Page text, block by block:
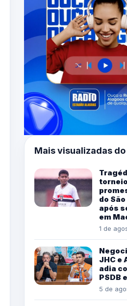
Mais visualizadas
do
após
em
1 de
JHC e
adia
PSDB
5 de